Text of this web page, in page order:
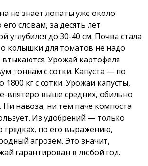
не знает лопаты уже около
словам, за десять лет
углубился до 30-40 см. Почва стала
колышки для томатов не надо
Урожай картофеля
тоннам с сотки. Капуста — по
кг с сотки. Урожаи капусты,
впятеро выше средних, обильно
Ни навоза, ни тем паче компоста
Из удобрений — только
грядках, по его выражению,
агрозём. Это значит,
гарантирован в любой год.